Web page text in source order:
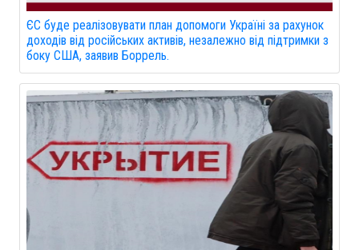
ЄС буде реалізовувати план допомоги Україні за рахунок
доходів від російських активів, незалежно від підтримки з
боку США, заявив Боррель.